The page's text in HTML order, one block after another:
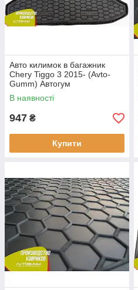
Авто килимок в багажник
Chery Tiggo 3 2015- (Avto-
Gumm) Автогум
В наявності
947 ₴
Купити